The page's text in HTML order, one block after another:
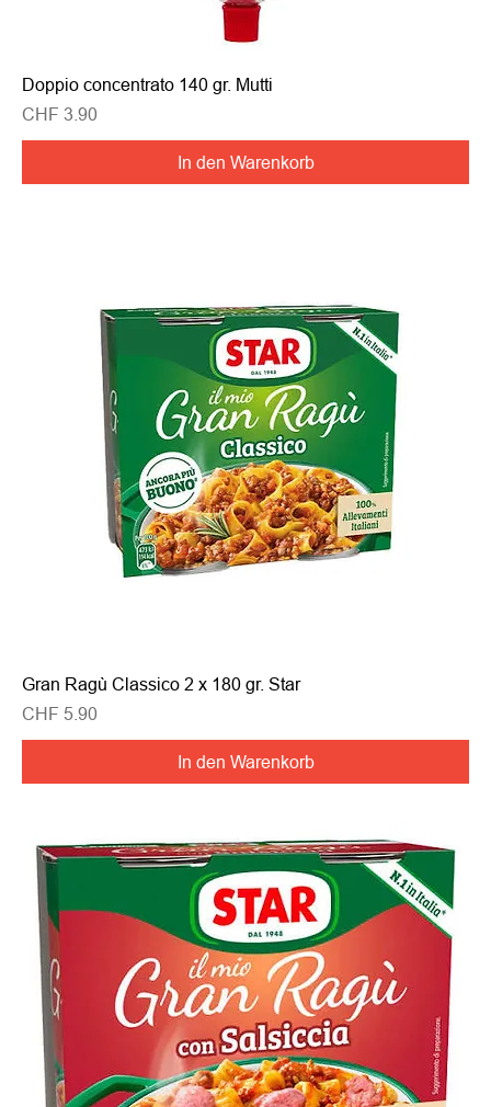
Doppio concentrato 140 gr. Mutti
Preis
CHF 3.90
In den Warenkorb
Gran Ragù Classico 2 x 180 gr. Star
Preis
CHF 5.90
In den Warenkorb